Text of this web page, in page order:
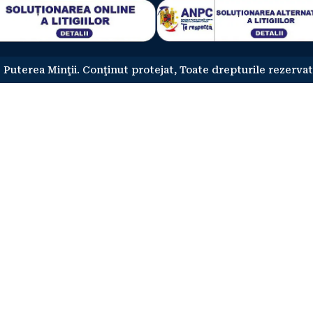
Minţii. Conţinut protejat, Toate drepturile